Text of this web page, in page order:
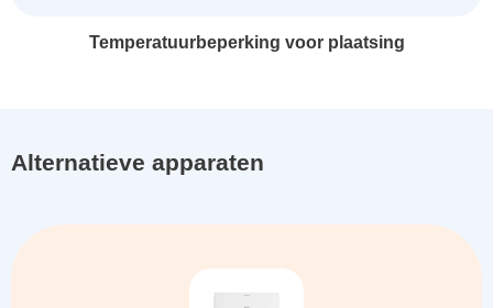
Temperatuurbeperking voor plaatsing
Alternatieve apparaten